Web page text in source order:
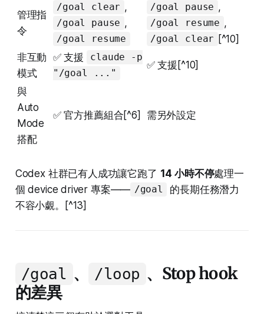
管理指
令
/goal clear ,
/goal pause ,
/goal resume
/goal pause ,
/goal resume ,
/goal clear [^10]
非互動
模式
✅ 支援
claude -p
"/goal ..."
✅ 支援[^10]
與
Auto
Mode
搭配
✅ 官方推薦組合[^6] 需另外設定
Codex 社群已有人成功讓它跑了 14 小時不停處理一
個 device driver 專案—— /goal
的長期任務潛力
不容小覷。[^13]
/goal 、 /loop 、Stop hook
的差異